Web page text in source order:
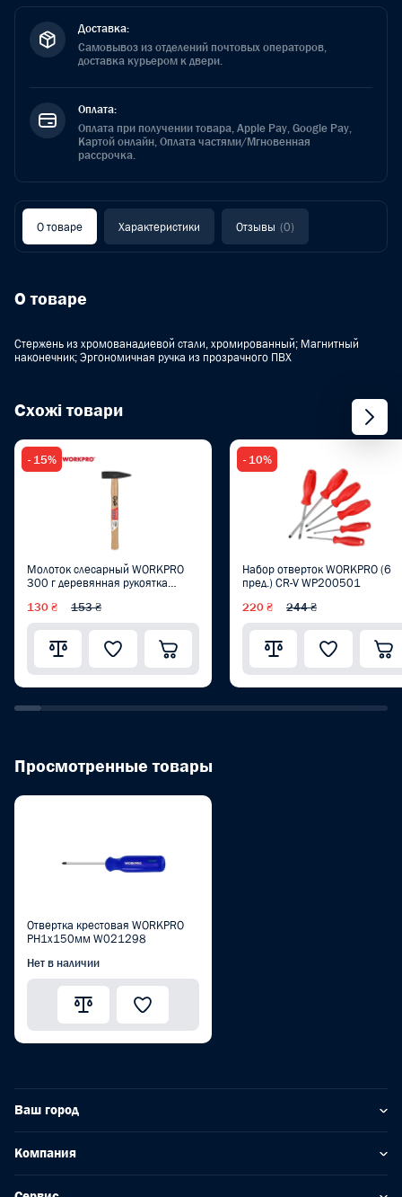
Доставка:
Самовывоз из отделений почтовых операторов,
доставка курьером к двери.
Оплата:
Оплата при получении товара, Apple Pay, Google Pay,
Картой онлайн, Оплата частями/Мгновенная
рассрочка.
О товаре Характеристики Отзывы (0)
О товаре
Стержень из хромованадиевой стали, хромированный; Магнитный
наконечник; Эргономичная ручка из прозрачного ПВХ
Схожі товари
- 15%
Молоток слесарный WORKPRO
300 г деревянная рукоятка
130 ₴ 153 ₴
- 10%
Набор отверток WORKPRO (6
пред.) CR-V WP200501
220 ₴ 244 ₴
Просмотренные товары
Отвертка крестовая WORKPRO
PH1x150мм W021298
Нет в наличии
Ваш город
Компания